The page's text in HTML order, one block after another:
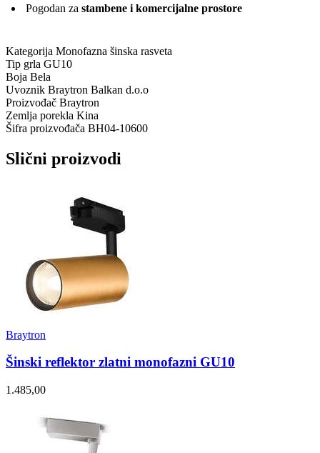
Pogodan za stambene i komercijalne prostore
Kategorija Monofazna šinska rasveta
Tip grla GU10
Boja Bela
Uvoznik Braytron Balkan d.o.o
Proizvođač Braytron
Zemlja porekla Kina
Šifra proizvođača BH04-10600
Slični proizvodi
Braytron
Šinski reflektor zlatni monofazni GU10
1.485,00